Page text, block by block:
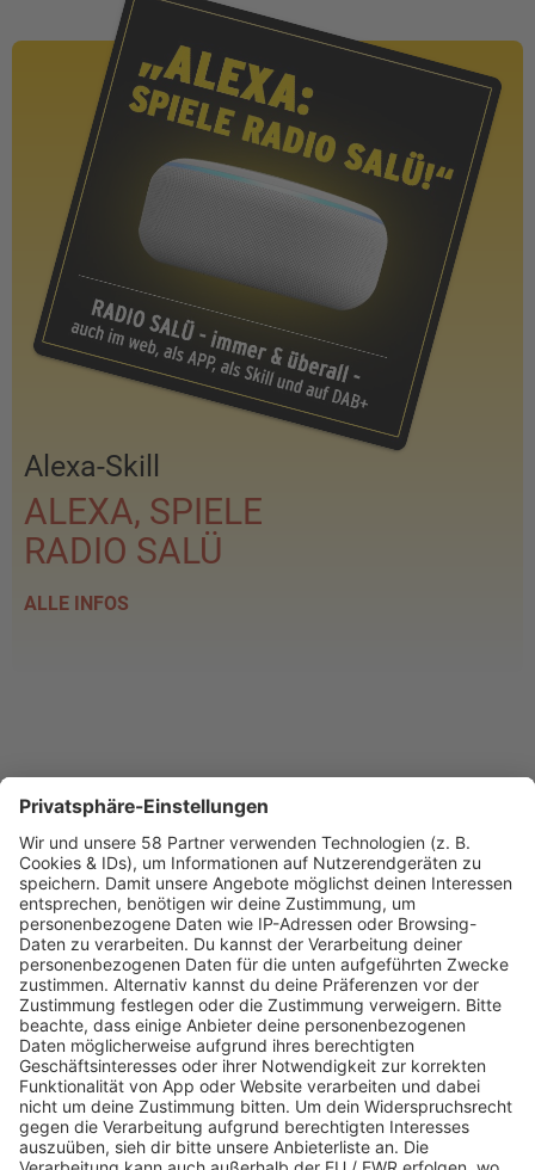
Alexa-Skill
ALEXA, SPIELE
RADIO SALÜ
ALLE INFOS
PROGRAMM
Webstream
Webcam
SALÜ am Morgen
Podcast
Aktuelle Beiträge und Themen
Sound of Saarland
Martina Straten
Hitstory
Schlaumeier-Duell